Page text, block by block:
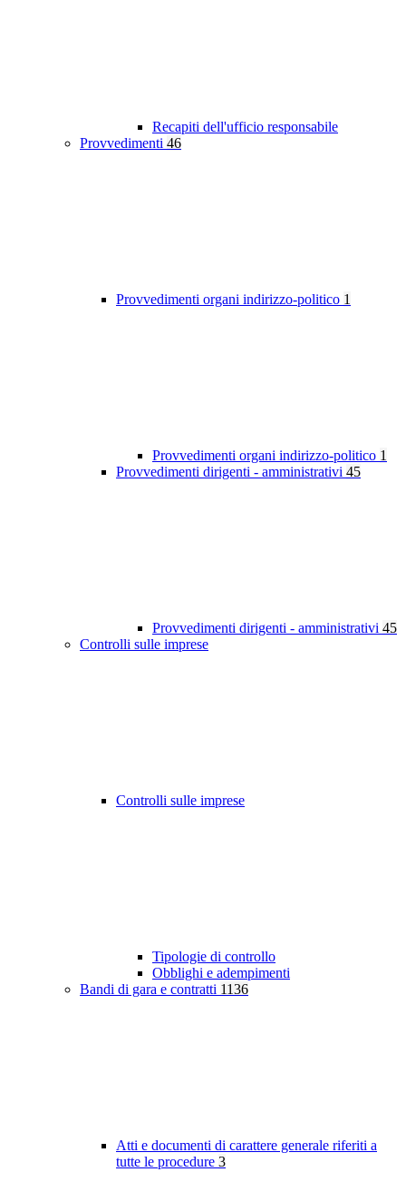
Recapiti dell'ufficio responsabile
Provvedimenti 46
Provvedimenti organi indirizzo-politico 1
Provvedimenti organi indirizzo-politico 1
Provvedimenti dirigenti - amministrativi 45
Provvedimenti dirigenti - amministrativi 45
Controlli sulle imprese
Controlli sulle imprese
Tipologie di controllo
Obblighi e adempimenti
Bandi di gara e contratti 1136
Atti e documenti di carattere generale riferiti a
tutte le procedure 3